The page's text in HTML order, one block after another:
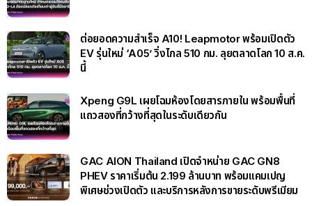
ต่อยอดความสำเร็จ A10! Leapmotor พร้อมเปิดตัว
EV รุ่นใหม่ ‘A05’ วิ่งไกล 510 กม. ลุยตลาดโลก 10 ส.ค.
นี้
Xpeng G9L เผยโฉมห้องโดยสารภายใน พร้อมพื้นที่
แถวสองที่กว้างที่สุดในระดับเดียวกัน
GAC AION Thailand เปิดจำหน่าย GAC GN8
PHEV ราคาเริ่มต้น 2.199 ล้านบาท พร้อมแคมเปญ
พิเศษช่วงเปิดตัว และบริการหลังการขายระดับพรีเมียม